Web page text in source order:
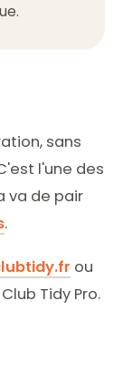
sans
l'une des
va de pair
.
ou
Tidy Pro.